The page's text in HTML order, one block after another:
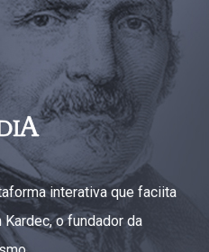
chamados, poucos os
▸
montanhas ▸
da última hora
cristos e falsos
o que Deus
interativa que faciita
o fundador da